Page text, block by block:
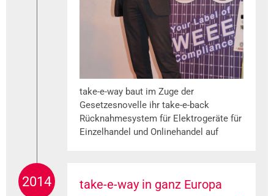
take-e-way baut im Zuge der
Gesetzesnovelle ihr take-e-back
Rücknahmesystem für Elektrogeräte für
Einzelhandel und Onlinehandel auf
2014 take-e-way in ganz Europa